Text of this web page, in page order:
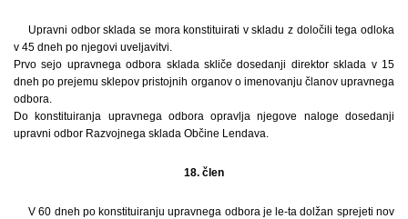
Upravni odbor sklada se mora konstituirati v skladu z določili tega odloka
v 45 dneh po njegovi uveljavitvi.
Prvo sejo upravnega odbora sklada skliče dosedanji direktor sklada v 15
dneh po prejemu sklepov pristojnih organov o imenovanju članov upravnega
odbora.
Do konstituiranja upravnega odbora opravlja njegove naloge dosedanji
upravni odbor Razvojnega sklada Občine Lendava.
18. člen
V 60 dneh po konstituiranju upravnega odbora je le-ta dolžan sprejeti nov